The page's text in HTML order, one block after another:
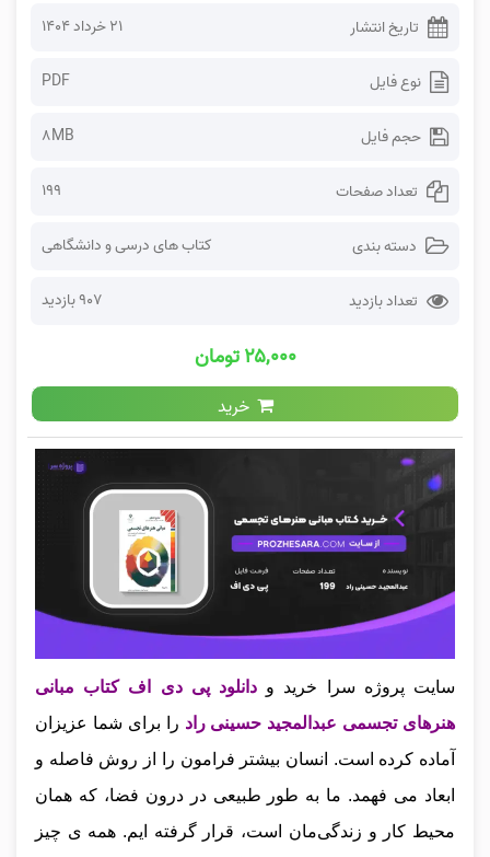
تاریخ انتشار ۲۱ خرداد ۱۴۰۴
نوع فایل PDF
حجم فایل 8MB
تعداد صفحات 199
دسته بندی کتاب های درسی و دانشگاهی
تعداد بازدید 907 بازدید
۲۵,۰۰۰ تومان
خرید
سایت پروژه سرا خرید و دانلود پیدی اف کتاب مبانی
هنرهای تجسمی عبدالمجید حسینی راد را برای شما عزیزان
آماده کرده است. انسان بیشتر فرامون را از روش فاصله و
ابعاد می فهمد. ما به طور طبیعی در درون فضا، که همان
محیط کار و زندگی‌مان است، قرار گرفته‌ ایم. همه‌ ی چیز